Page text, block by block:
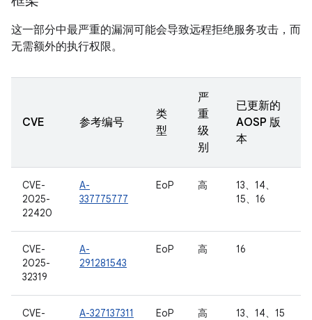
这一部分中最严重的漏洞可能会导致远程拒绝服务攻击，而
无需额外的执行权限。
CVE 参考编号
类
型
严
重
级
别
已更新的
AOSP 版
本
CVE-
2025-
22420
A-
337775777
EoP 高
13、14、
15、16
CVE-
2025-
32319
A-
291281543
EoP 高 16
CVE-
A-327137311 EoP 高 13、14、15